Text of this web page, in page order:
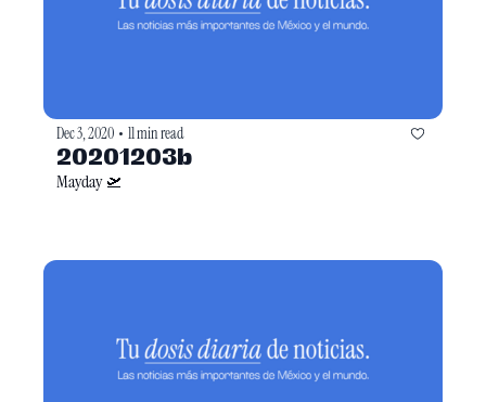
Dec 3, 2020 • 11 min read
20201203b
Mayday 🛫